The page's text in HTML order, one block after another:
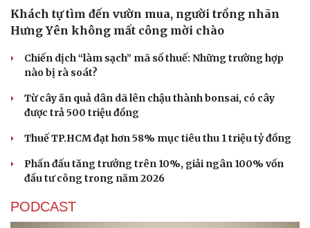
Du lịch
Săn Tour
check-in
Đọc truyện đêm khuya
Kể chuyện cho bé
Hạt giống tâm hồn
Khách tự tìm đến vườn mua, người trồng nhãn
Hưng Yên không mất công mời chào
Chiến dịch “làm sạch” mã số thuế: Những trường hợp
nào bị rà soát?
Từ cây ăn quả dân dã lên chậu thành bonsai, có cây
được trả 500 triệu đồng
Thuế TP.HCM đạt hơn 58% mục tiêu thu 1 triệu tỷ đồng
Phấn đấu tăng trưởng trên 10%, giải ngân 100% vốn
đầu tư công trong năm 2026
PODCAST